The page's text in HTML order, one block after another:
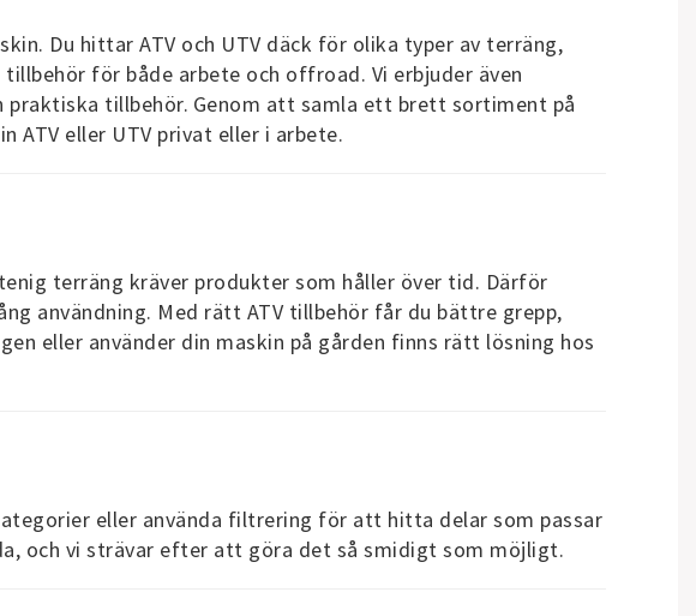
Du hittar ATV och UTV däck för olika typer av terräng,
för både arbete och offroad. Vi erbjuder även
praktiska tillbehör. Genom att samla ett brett sortiment på
eller UTV privat eller i arbete.
terräng kräver produkter som håller över tid. Därför
användning. Med rätt ATV tillbehör får du bättre grepp,
eller använder din maskin på gården finns rätt lösning hos
eller använda filtrering för att hitta delar som passar
och vi strävar efter att göra det så smidigt som möjligt.